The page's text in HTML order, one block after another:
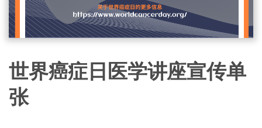
世界癌症日医学讲座宣传单
张